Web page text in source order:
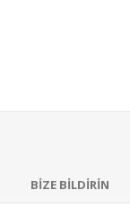
BİZE BİLDİRİN